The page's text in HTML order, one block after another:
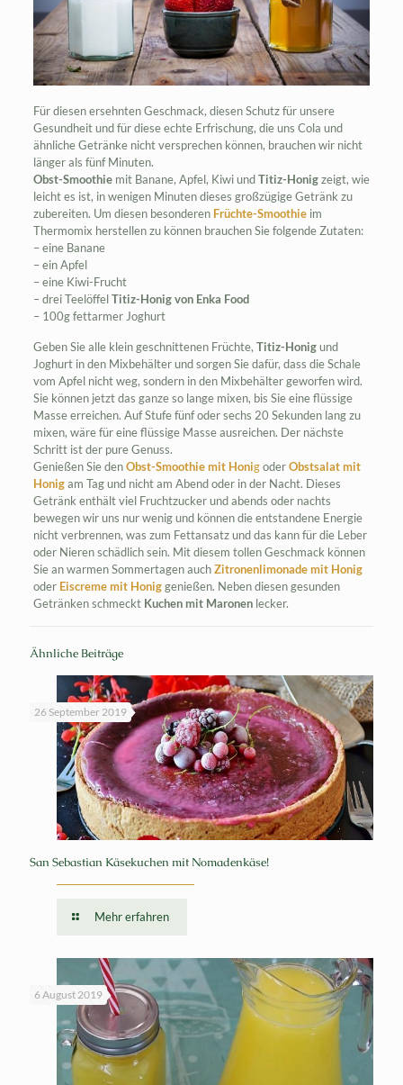
Für diesen ersehnten Geschmack, diesen Schutz für unsere
Gesundheit und für diese echte Erfrischung, die uns Cola und
ähnliche Getränke nicht versprechen können, brauchen wir nicht
länger als fünf Minuten.
Obst-Smoothiemit Banane, Apfel, Kiwi undTitiz-Honigzeigt, wie
leicht es ist, in wenigen Minuten dieses großzügige Getränk zu
zubereiten. Um diesen besonderen Früchte-Smoothieim
Thermomix herstellen zu können brauchen Sie folgende Zutaten:
– eine Banane
– ein Apfel
– eine Kiwi-Frucht
– drei TeelöffelTitiz-Honig von Enka Food
– 100g fettarmer Joghurt
Geben Sie alle klein geschnittenen Früchte, Titiz-Honigund
Joghurt in den Mixbehälter und sorgen Sie dafür, dass die Schale
vom Apfel nicht weg, sondern in den Mixbehälter geworfen wird.
Sie können jetzt das ganze so lange mixen, bis Sie eine flüssige
Masse erreichen. Auf Stufe fünf oder sechs 20 Sekunden lang zu
mixen, wäre für eine flüssige Masse ausreichen. Der nächste
Schritt ist der pure Genuss.
Genießen Sie denObst-Smoothie mit HonigoderObstsalat mit
Honigam Tag und nicht am Abend oder in der Nacht. Dieses
Getränk enthält viel Fruchtzucker und abends oder nachts
bewegen wir uns nur wenig und können die entstandene Energie
nicht verbrennen, was zum Fettansatz und das kann für die Leber
oder Nieren schädlich sein. Mit diesem tollen Geschmack können
Sie an warmen Sommertagen auchZitronenlimonade mit Honig
oder Eiscreme mit Honiggenießen. Neben diesen gesunden
Getränken schmeckt Kuchen mit Maronen lecker.
Ähnliche Beiträge
26 September 2019
San Sebastian Käsekuchen mit Nomadenkäse!
Mehr erfahren
6 August 2019